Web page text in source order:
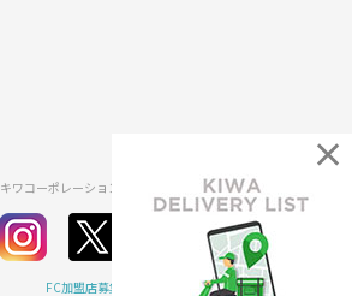
キワコーポレーション公式SNS
FC加盟店募集
×